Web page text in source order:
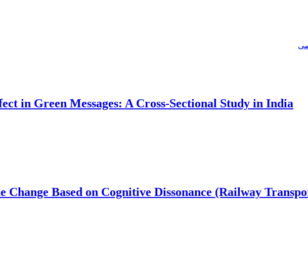
in Green Messages: A Cross-Sectional Study in India
Based on Cognitive Dissonance (Railway